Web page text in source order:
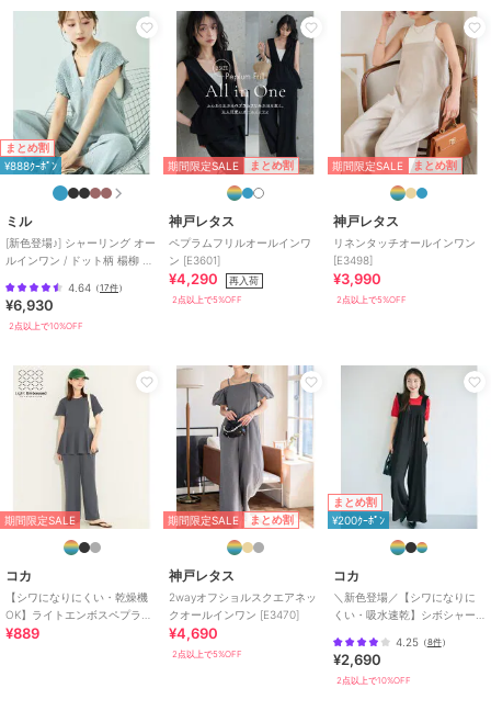
まとめ割
¥888ｸｰﾎﾟﾝ
ミル
[新色登場♪] シャーリング オー
ルインワン / ドット柄 楊柳 ギ
4.64 （17件）
¥6,930
2点以上で10%OFF
期間限定SALE まとめ割
神戸レタス
ペプラムフリルオールインワ
ン [E3601]
¥4,290 再入荷
2点以上で5%OFF
期間限定SALE まとめ割
神戸レタス
リネンタッチオールインワン
[E3498]
¥3,990
2点以上で5%OFF
期間限定SALE
コカ
【シワになりにくい・乾燥機
OK】ライトエンボスペプラム
オールインワン 全2色
¥889
期間限定SALE まとめ割
神戸レタス
2wayオフショルスクエアネッ
クオールインワン [E3470]
¥4,690
2点以上で5%OFF
まとめ割
¥200ｸｰﾎﾟﾝ
コカ
＼新色登場／【シワになりに
くい・吸水速乾】シボシャー
全2色
4.25（8件）
¥2,690
2点以上で10%OFF